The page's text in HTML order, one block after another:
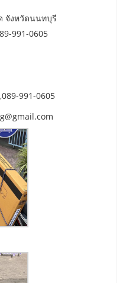
จังหวัดนนทบุรี
991-0605
991-0605